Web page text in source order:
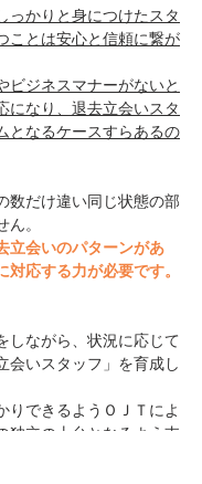
っかりと身につけたスタ
ことは安心と信頼に繋が
ビジネスマナーがないと
になり、​退去立会いスタ
となるケースすらあるの
数だけ違い同じ状態の部
。
立会いのパターンがあ
対応する力が必要です。
しながら、状況に応じて
会いスタッフ」を育成し
りできるようＯＪＴによ
独立の土台となるよう支